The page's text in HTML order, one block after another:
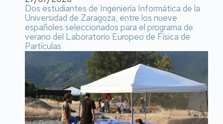
Dos estudiantes de Ingeniería Informática de la
Universidad de Zaragoza, entre los nueve
españoles seleccionados para el programa de
verano del Laboratorio Europeo de Física de
Partículas